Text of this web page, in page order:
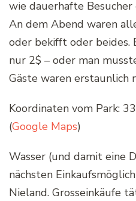
wie dauerhafte
An dem Abend waren
oder bekifft oder beides.
nur 2$ – oder man
Gäste waren erstaunlich
Koordinaten vom Park:
(Google Maps)
Wasser (und damit eine
nächsten
Nieland. Grosseinkäufe